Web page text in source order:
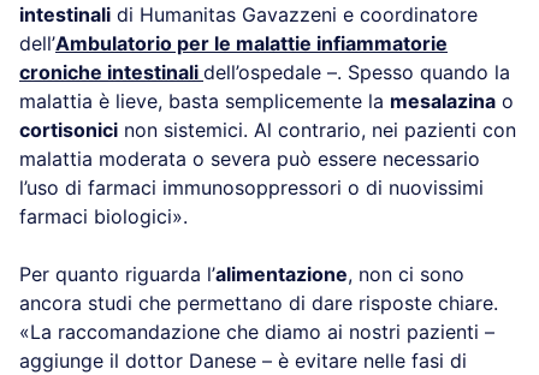
intestinali di Humanitas Gavazzeni e coordinatore
dell’Ambulatorio per le malattie infiammatorie
croniche intestinali dell’ospedale –. Spesso quando la
malattia è lieve, basta semplicemente la mesalazina o
cortisonici non sistemici. Al contrario, nei pazienti con
malattia moderata o severa può essere necessario
l’uso di farmaci immunosoppressori o di nuovissimi
farmaci biologici».
Per quanto riguarda l’alimentazione, non ci sono
ancora studi che permettano di dare risposte chiare.
«La raccomandazione che diamo ai nostri pazienti –
aggiunge il dottor Danese – è evitare nelle fasi di